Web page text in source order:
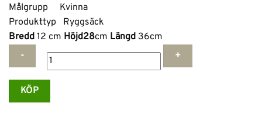
Målgrupp Kvinna
Produkttyp Ryggsäck
Bredd 12 cm Höjd28cm Längd 36cm
Ulrika
KÖP